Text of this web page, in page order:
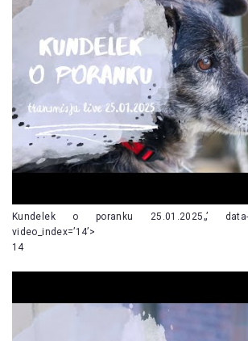
Kundelek o poranku 25.01.2025„’ data-
video_index=’14’>
14